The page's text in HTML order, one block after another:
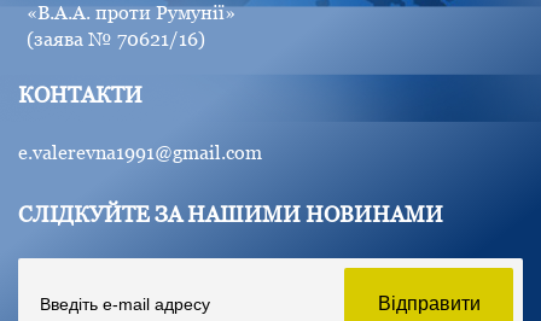
«B.A.A. проти Румунії»
(заява № 70621/16)
КОНТАКТИ
e.valerevna1991@gmail.com
СЛІДКУЙТЕ ЗА НАШИМИ НОВИНАМИ